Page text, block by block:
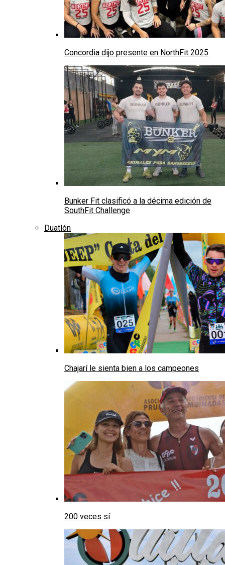
Concordia dijo presente en NorthFit 2025
Bunker Fit clasificó a la décima edición de
SouthFit Challenge
Duatlón
Chajarí le sienta bien a los campeones
200 veces sí